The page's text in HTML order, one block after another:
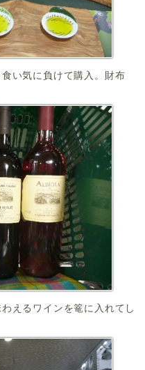
い気に負けて購入。財布
えるワインを篭に入れてし